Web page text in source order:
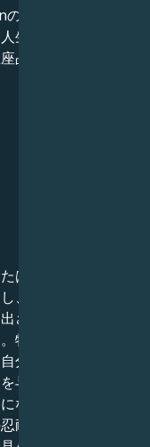
才能、カリスマ
生の道筋、そして
占いのプロフィー
はパワーと再生の
、根を張ることで
され、強化される
牡牛座は地に足が
分の核となる考え
与えてくれるもの
なります。このト
耐力と持久力を強